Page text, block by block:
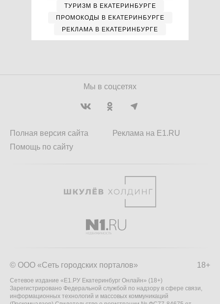
ТУРИЗМ В ЕКАТЕРИНБУРГЕ
ПРОМОКОДЫ В ЕКАТЕРИНБУРГЕ
РЕКЛАМА В ЕКАТЕРИНБУРГЕ
Мы в соцсетях
Полная версия сайта
Помощь по сайту
Реклама на E1.RU
18+
© ООО «Сеть городских порталов»
Сетевое издание «Е1.РУ Екатеринбург Онлайн» (18+)
Зарегистрировано Федеральной службой по надзору в сфере связи,
информационных технологий и массовых коммуникаций